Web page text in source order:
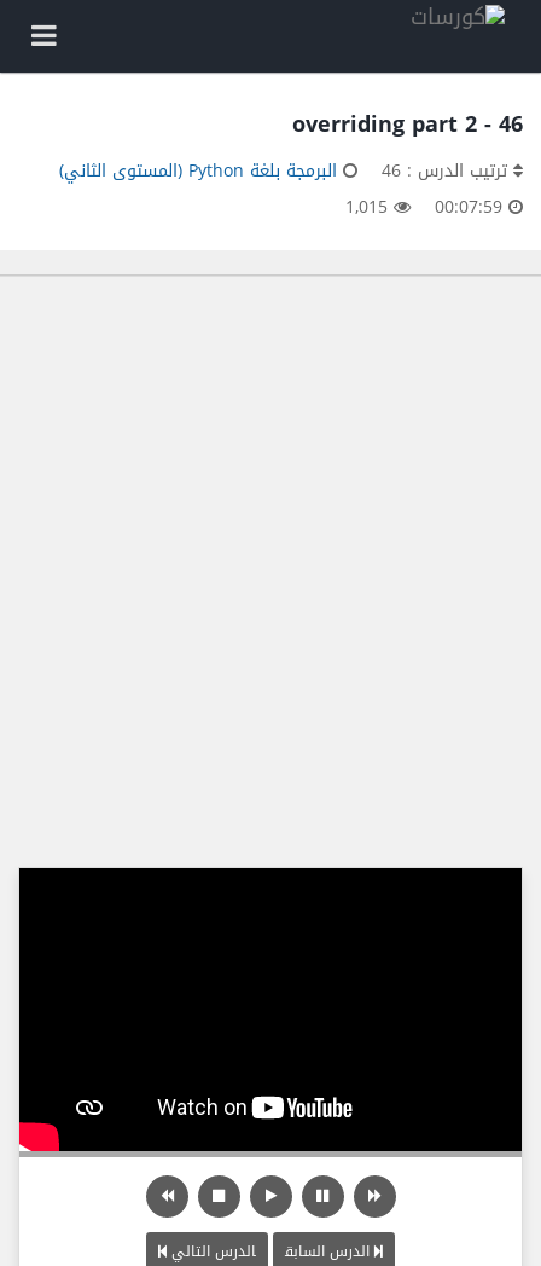
46 - overriding part 2
ترتيب الدرس : 46
البرمجة بلغة Python (المستوى الثاني)
الدرس السابق الدرس التالي